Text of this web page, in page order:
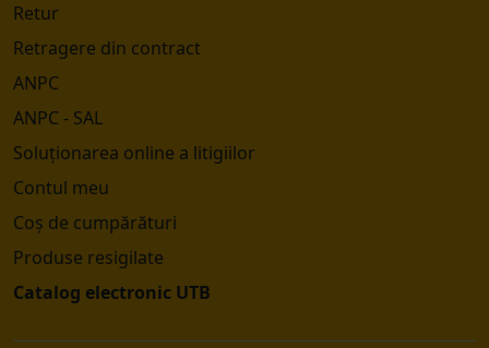
Retur
Retragere din contract
ANPC
ANPC - SAL
Soluționarea online a litigiilor
Contul meu
Coș de cumpărături
Produse resigilate
Catalog electronic UTB